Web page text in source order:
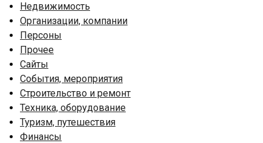
Недвижимость
Организации, компании
Персоны
Прочее
Сайты
События, мероприятия
Строительство и ремонт
Техника, оборудование
Туризм, путешествия
Финансы